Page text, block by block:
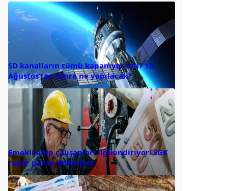
SD kanalların tümü kapanıyor mu? 15
Ağustos’tan sonra ne yapılacak?
Emekli olup çalışanları ilgilendiriyor! SGK
rapor parası ödemiyor